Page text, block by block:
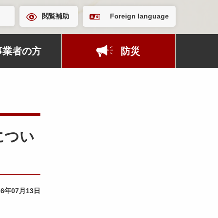
閲覧補助 Foreign language
業者の方 防災
つい
年07月13日